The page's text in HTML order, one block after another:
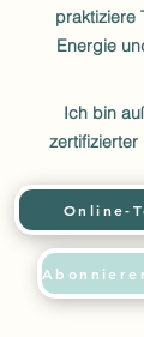
praktiziere
Energie
Ich bin
zertifizierter
Online-